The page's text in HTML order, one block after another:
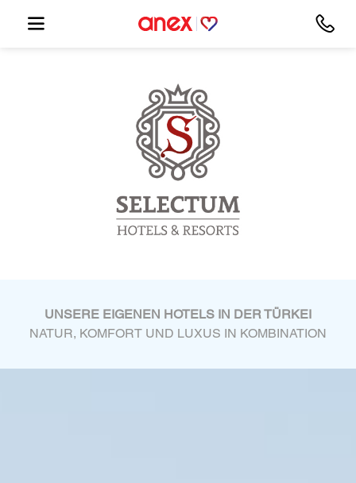
UNSERE EIGENEN HOTELS IN DER TÜRKEI
NATUR, KOMFORT UND LUXUS IN KOMBINATION